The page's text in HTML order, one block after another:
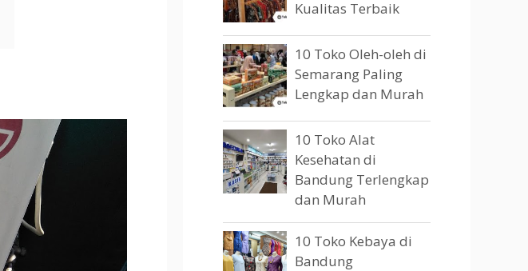
Kualitas Terbaik
10 Toko Oleh-oleh di
Semarang Paling
Lengkap dan Murah
10 Toko Alat
Kesehatan di
Bandung Terlengkap
dan Murah
10 Toko Kebaya di
Bandung